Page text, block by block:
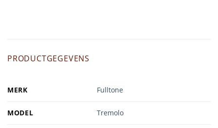
PRODUCTGEGEVENS
MERK Fulltone
MODEL Tremolo